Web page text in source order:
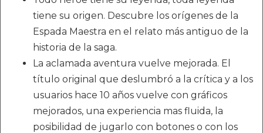
tiene su origen. Descubre los orígenes de la
Espada Maestra en el relato más antiguo de la
historia de la saga.
La aclamada aventura vuelve mejorada. El
título original que deslumbró a la crítica y a los
usuarios hace 10 años vuelve con gráficos
mejorados, una experiencia mas fluida, la
posibilidad de jugarlo con botones o con los